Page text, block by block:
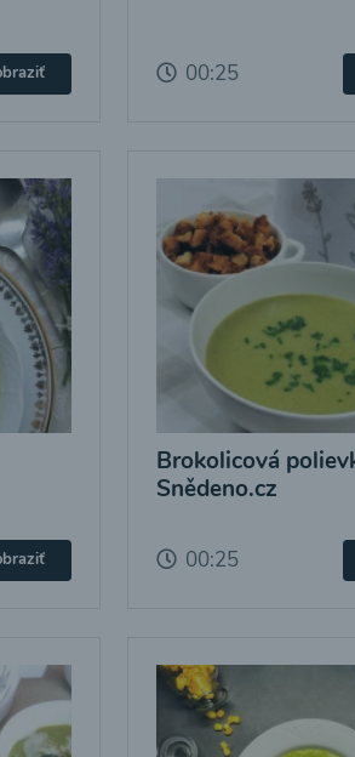
00:25
Brokolicová
Snědeno.cz
00:25